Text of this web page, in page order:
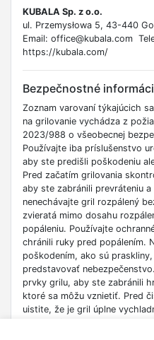
KUBALA Sp. z o.o.
ul. Przemysłowa 5, 43-440
Email: office@kubala.com
https://kubala.com/
Bezpečnostné
Zoznam varovaní týkajúcich
na grilovanie vychádza z
2023/988 o všeobecnej
Používajte iba príslušenstvo
aby ste predišli poškodeniu
Pred začatím grilovania
aby ste zabránili prevráteniu
nenechávajte gril rozpálený
zvieratá mimo dosahu
popáleniu. Používajte
chránili ruky pred popálením.
poškodením, ako sú
predstavovať
prvky grilu, aby ste zabránili
ktoré sa môžu vznietiť. Pred
uistite, že je gril úplne